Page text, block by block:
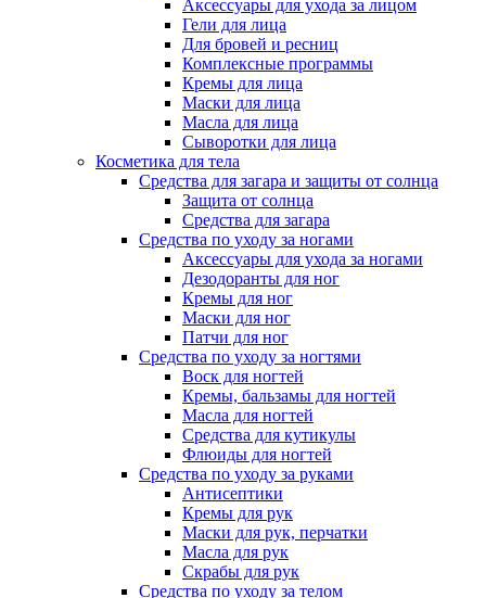
Аксессуары для ухода за лицом
Гели для лица
Для бровей и ресниц
Комплексные программы
Кремы для лица
Маски для лица
Масла для лица
Сыворотки для лица
Косметика для тела
Средства для загара и защиты от солнца
Защита от солнца
Средства для загара
Средства по уходу за ногами
Аксессуары для ухода за ногами
Дезодоранты для ног
Кремы для ног
Маски для ног
Патчи для ног
Средства по уходу за ногтями
Воск для ногтей
Кремы, бальзамы для ногтей
Масла для ногтей
Средства для кутикулы
Флюиды для ногтей
Средства по уходу за руками
Антисептики
Кремы для рук
Маски для рук, перчатки
Масла для рук
Скрабы для рук
Средства по уходу за телом